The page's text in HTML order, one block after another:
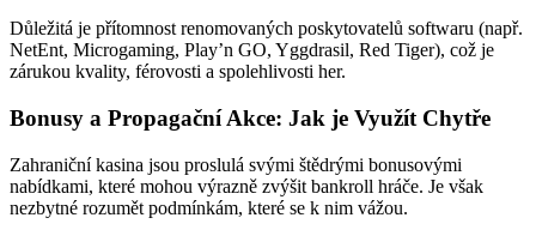
Důležitá je přítomnost renomovaných poskytovatelů softwaru (např.
NetEnt, Microgaming, Play’n GO, Yggdrasil, Red Tiger), což je
zárukou kvality, férovosti a spolehlivosti her.
Bonusy a Propagační Akce: Jak je Využít Chytře
Zahraniční kasina jsou proslulá svými štědrými bonusovými
nabídkami, které mohou výrazně zvýšit bankroll hráče. Je však
nezbytné rozumět podmínkám, které se k nim vážou.